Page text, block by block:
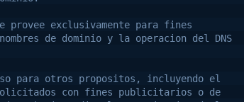
provee exclusivamente para fines
de dominio y la operacion del DNS
para otros propositos, incluyendo el
con fines publicitarios o de